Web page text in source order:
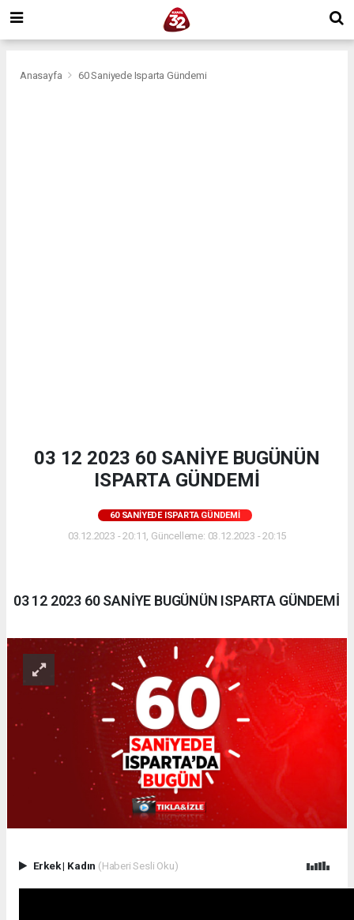
Anasayfa 60 Saniyede Isparta Gündemi
03 12 2023 60 SANİYE BUGÜNÜN
ISPARTA GÜNDEMİ
60 SANIYEDE ISPARTA GÜNDEMI
03.12.2023 - 20:11, Güncelleme: 03.12.2023 - 20:15
03 12 2023 60 SANİYE BUGÜNÜN ISPARTA GÜNDEMİ
Erkek| Kadın (Haberi Sesli Oku)